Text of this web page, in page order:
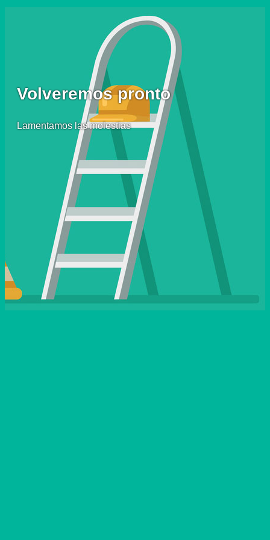
Volveremos pronto
Lamentamos las molestias